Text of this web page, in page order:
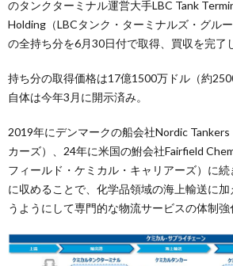
のタンクターミナル運営大手LBC Tank
Holding（LBCタンク・ターミナルズ・グル
の全持ち分を6月30日付で取得、買収を完了
持ち分の取得価格は17億1500万ドル（約
自体は今年3月に開示済み。
2019年にデンマークの船会社Nordic
カーズ）、24年に米国の鮒会社Fairfield
フィールド・ケミカル・キャリアーズ）に
に収めることで、化学品領域の海上輸送に
うようにして専門的な物流サービスの体制強